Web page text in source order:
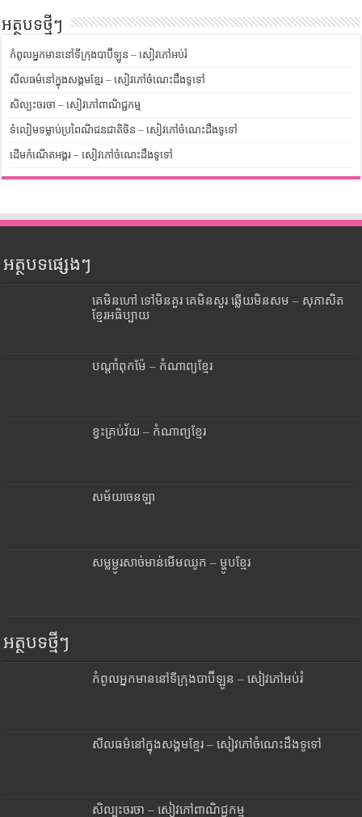
អត្ថបទថ្មីៗ
កំពូលអ្នកមាននៅទីក្រុងបាប៊ីឡូន – សៀវភៅអប់រំ
សីលធម៌នៅក្នុងសង្គមខ្មែរ – សៀវភៅចំណេះដឹងទូទៅ
សិល្បះចរចា – សៀវភៅពាណិជ្ជកម្ម
ទំលៀមទម្លាប់ប្រពៃណីជនជាតិចិន – សៀវភៅចំណេះដឹងទូទៅ
ដើមកំណើតអង្គរ – សៀវភៅចំណេះដឹងទូទៅ
អត្ថបទផ្សេងៗ
គេមិនហៅ ទៅមិនគួរ គេមិនសួរ ឆ្លើយមិនសម – សុភាសិត
ខ្មែរអធិប្បាយ
បណ្តាំពុកម៉ែ – កំណាព្យខ្មែរ
ខ្វះគ្រប់វ័យ – កំណាព្យខ្មែរ
សម័យចេនឡា
សម្លម្ជូរសាច់មាន់មើមឈូក – ម្ហូបខ្មែរ
អត្ថបទថ្មីៗ
កំពូលអ្នកមាននៅទីក្រុងបាប៊ីឡូន – សៀវភៅអប់រំ
សីលធម៌នៅក្នុងសង្គមខ្មែរ – សៀវភៅចំណេះដឹងទូទៅ
សិល្បះចរចា – សៀវភៅពាណិជ្ជកម្ម